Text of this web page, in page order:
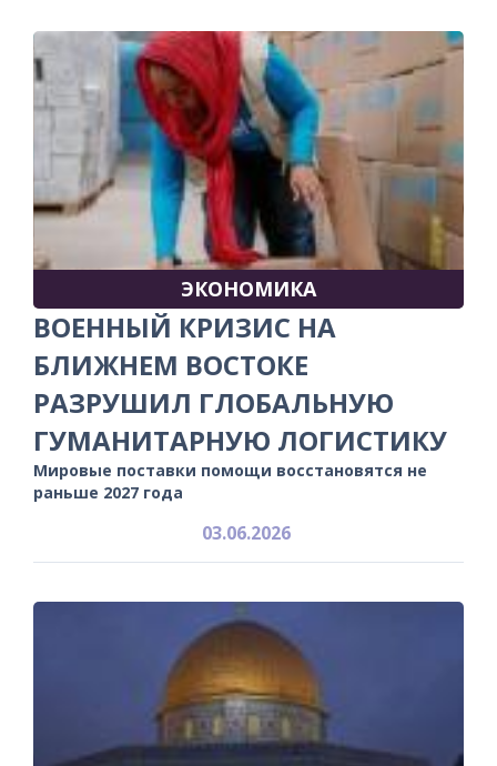
ЭКОНОМИКА
ВОЕННЫЙ КРИЗИС НА
БЛИЖНЕМ ВОСТОКЕ
РАЗРУШИЛ ГЛОБАЛЬНУЮ
ГУМАНИТАРНУЮ ЛОГИСТИКУ
Мировые поставки помощи восстановятся не
раньше 2027 года
03.06.2026